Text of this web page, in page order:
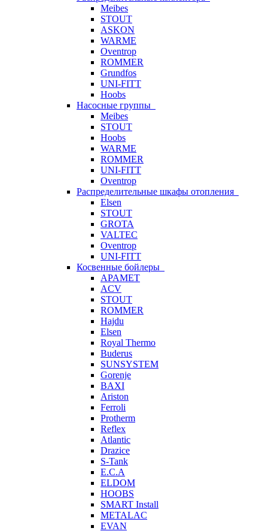
Meibes
STOUT
ASKON
WARME
Oventrop
ROMMER
Grundfos
UNI-FITT
Hoobs
Насосные группы
Meibes
STOUT
Hoobs
WARME
ROMMER
UNI-FITT
Oventrop
Распределительные шкафы отопления
Elsen
STOUT
GROTA
VALTEC
Oventrop
UNI-FITT
Косвенные бойлеры
APAMET
ACV
STOUT
ROMMER
Hajdu
Elsen
Royal Thermo
Buderus
SUNSYSTEM
Gorenje
BAXI
Ariston
Ferroli
Protherm
Reflex
Atlantic
Drazice
S-Tank
E.C.A
ELDOM
HOOBS
SMART Install
METALAC
EVAN